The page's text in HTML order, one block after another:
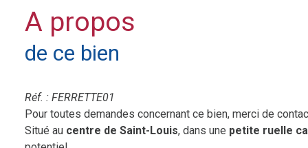
A propos
de ce bien
Réf. : FERRETTE01
Pour toutes demandes concernant ce bien, merci de
Situé au centre de Saint-Louis, dans une petite ruelle